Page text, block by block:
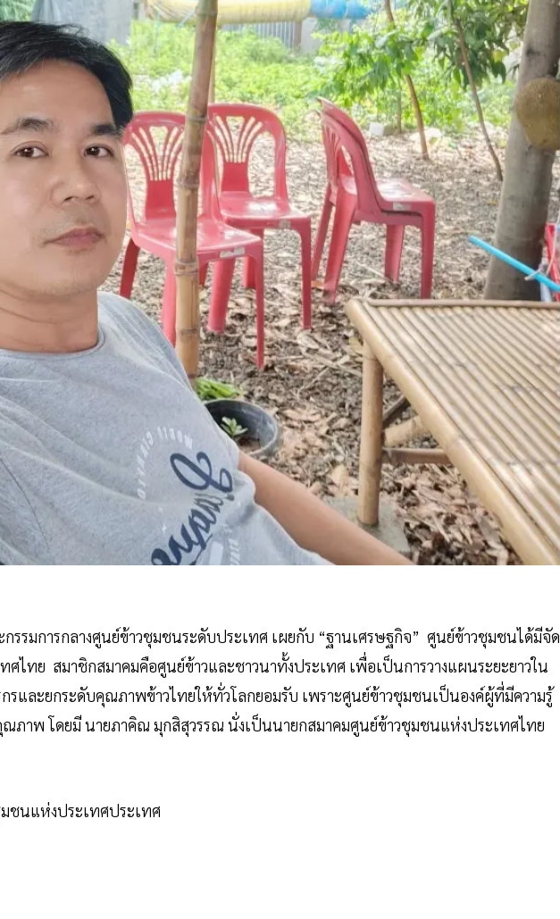
รรมการกลางศูนย์ข้าวชุมชนระดับประเทศ เผยกับ “ฐานเศรษฐกิจ” ศูนย์ข้าวชุมชนได้มีจัด
ไทย สมาชิกสมาคมคือศูนย์ข้าวและชาวนาทั้งประเทศ เพื่อเป็นการวางแผนระยะยาวใน
และยกระดับคุณภาพข้าวไทยให้ทั่วโลกยอมรับ เพราะศูนย์ข้าวชุมชนเป็นองค์ผู้ที่มีความรู้
ณภาพ โดยมี นายภาคิณ มุกสิสุวรรณ นั่งเป็นนายกสมาคมศูนย์ข้าวชุมชนแห่งประเทศไทย
ชนแห่งประเทศประเทศ